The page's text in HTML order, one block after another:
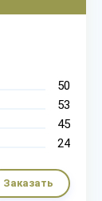
50
53
45
24
Заказать